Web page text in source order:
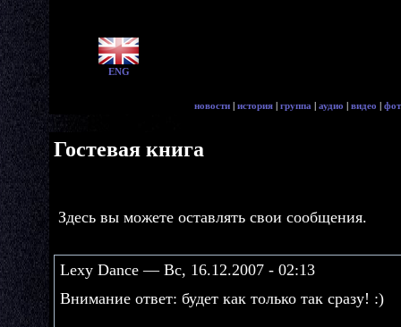
ENG
новости | история | группа | аудио | видео |
Гостевая книга
Здесь вы можете оставлять свои сообщения.
Lexy Dance — Вс, 16.12.2007 - 02:13
Внимание ответ: будет как только так сразу! :)